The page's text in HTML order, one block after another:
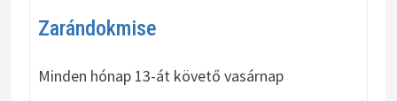
Zarándokmise
Minden hónap 13-át követő vasárnap